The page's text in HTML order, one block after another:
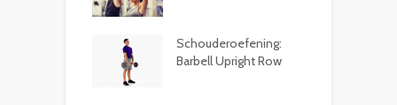
Schouderoefening:
Barbell Upright Row